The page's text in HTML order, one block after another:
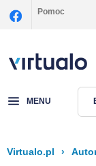
Pomoc
MENU
Virtualo.pl ›